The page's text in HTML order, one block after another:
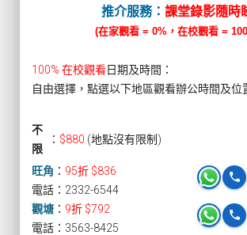
推介服務： 課堂錄影隨時
(在家觀看 = 0%，在校觀看 =
100% 在校觀看日期及時間：
自由選擇，點選以下地區觀看辦公時間及位
不
限
： $880 (地點沒有限制)
旺角 ： 95折 $836 phone
電話：2332-6544
觀塘 ： 9折 $792 phone
電話：3563-8425